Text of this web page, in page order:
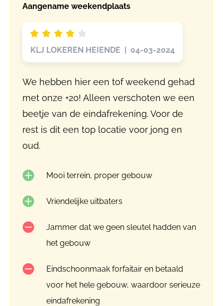
Aangename weekendplaats
KLJ LOKEREN HEIENDE | 04-03-2024
We hebben hier een tof weekend gehad
met onze +20! Alleen verschoten we een
beetje van de eindafrekening. Voor de
rest is dit een top locatie voor jong en
oud.
Mooi terrein, proper gebouw
Vriendelijke uitbaters
Jammer dat we geen sleutel hadden van
het gebouw
Eindschoonmaak forfaitair en betaald
voor het hele gebouw, waardoor serieuze
eindafrekening